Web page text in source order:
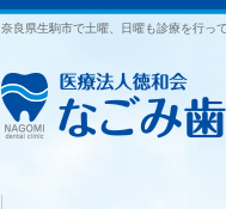
奈良県生駒市で土曜、日曜も診療を行っ